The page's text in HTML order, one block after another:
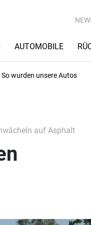
AUTOMOBILE
wurden unsere Autos
auf Asphalt